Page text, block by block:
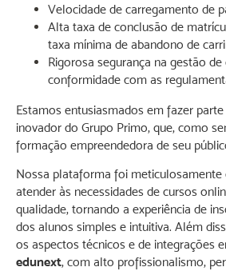
Velocidade de carregamento de
Alta taxa de conclusão de
taxa mínima de abandono de
Rigorosa segurança na gestão
conformidade com as
Estamos entusiasmados em fazer
inovador do Grupo Primo, que, como
formação empreendedora de seu
Nossa plataforma foi meticulosamente
atender às necessidades de cursos
qualidade, tornando a experiência de
dos alunos simples e intuitiva. Além
os aspectos técnicos e de integrações
edunext, com alto profissionalismo,